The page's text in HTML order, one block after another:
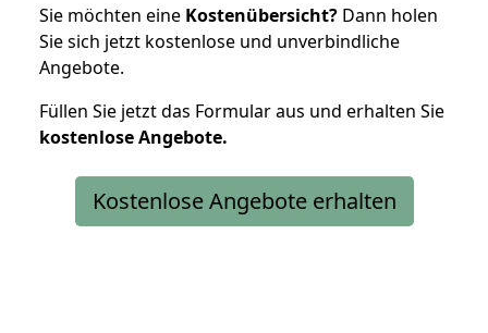
Sie möchten eine Kostenübersicht? Dann holen
Sie sich jetzt kostenlose und unverbindliche
Angebote.
Füllen Sie jetzt das Formular aus und erhalten Sie
kostenloseAngebote.
Kostenlose Angebote erhalten